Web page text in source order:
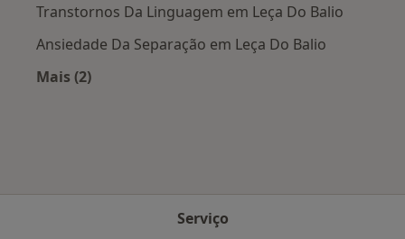
Transtornos Da Linguagem em Leça Do Balio
Ansiedade Da Separação em Leça Do Balio
Mais (2)
Serviço